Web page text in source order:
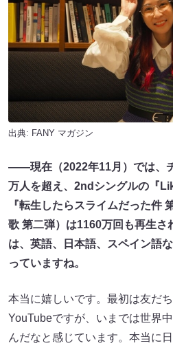
出典: FANY マガジン
――現在（2022年11月）では、
万人を超え、2ndシングルの『
『転生したらスライムだった件
歌 第二弾）は1160万回も再生さ
は、英語、日本語、スペイン語
っていますね。
本当に嬉しいです。最初は友だ
YouTubeですが、いまでは世界
んだなと感じています。本当に